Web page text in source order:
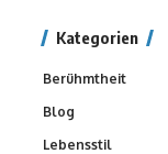
Kategorien
Berühmtheit
Blog
Lebensstil